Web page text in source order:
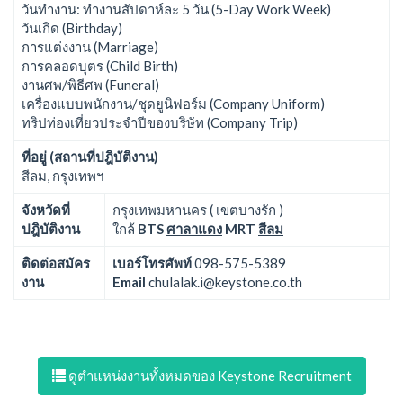
วันทำงาน: ทำงานสัปดาห์ละ 5 วัน (5-Day Work Week)
วันเกิด (Birthday)
การแต่งงาน (Marriage)
การคลอดบุตร (Child Birth)
งานศพ/พิธีศพ (Funeral)
เครื่องแบบพนักงาน/ชุดยูนิฟอร์ม (Company Uniform)
ทริปท่องเที่ยวประจำปีของบริษัท (Company Trip)
ที่อยู่ (สถานที่ปฎิบัติงาน)
สีลม, กรุงเทพฯ
จังหวัดที่
ปฎิบัติงาน
กรุงเทพมหานคร ( เขตบางรัก )
ใกล้ BTSศาลาแดง MRT สีลม
ติดต่อสมัคร
งาน
เบอร์โทรศัพท์098-575-5389
Email chulalak.i@keystone.co.th
ดูตำแหน่งงานทั้งหมดของ Keystone Recruitment